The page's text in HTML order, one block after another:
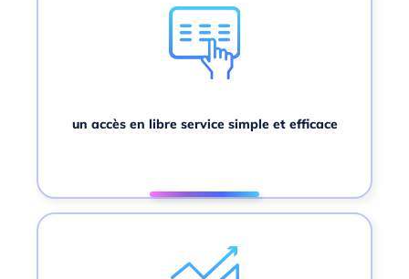
un accès en libre service simple et efficace